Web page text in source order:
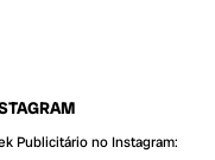
Publicitário no Instagram: